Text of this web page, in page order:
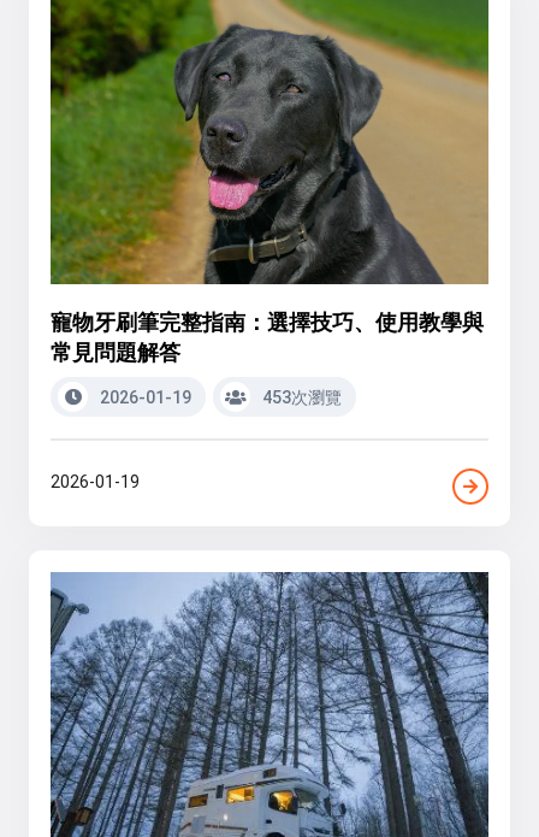
寵物牙刷筆完整指南：選擇技巧、使用教學與
常見問題解答
2026-01-19 453次瀏覽
2026-01-19